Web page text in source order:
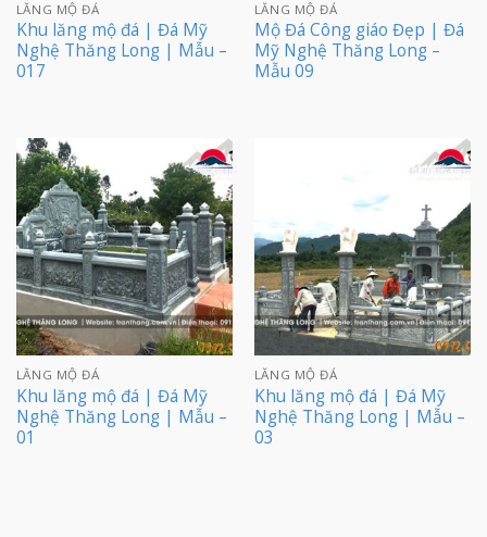
LĂNG MỘ ĐÁ
Khu lăng mộ đá | Đá Mỹ
Nghệ Thăng Long | Mẫu –
017
LĂNG MỘ ĐÁ
Mộ Đá Công giáo Đẹp | Đá
Mỹ Nghệ Thăng Long –
Mẫu 09
LĂNG MỘ ĐÁ
Khu lăng mộ đá | Đá Mỹ
Nghệ Thăng Long | Mẫu –
01
LĂNG MỘ ĐÁ
Khu lăng mộ đá | Đá Mỹ
Nghệ Thăng Long | Mẫu –
03